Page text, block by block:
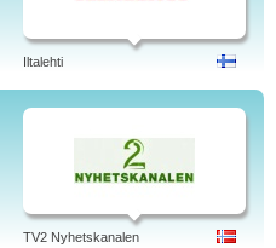
Iltalehti
TV2 Nyhetskanalen